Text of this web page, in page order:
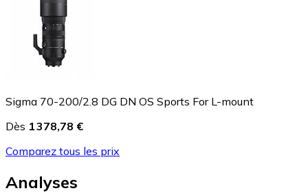
Sigma 70-200/2.8 DG DN OS Sports For L-mount
Dès 1 378,78 €
Comparez tous les prix
Analyses